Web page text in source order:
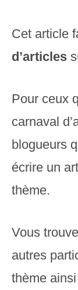
Cet article
d’articles
Pour ceux
carnaval
blogueurs
écrire un
thème.
Vous
autres
thème